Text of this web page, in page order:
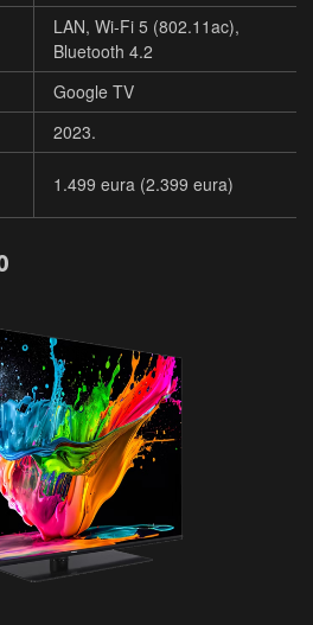
LAN, Wi-Fi 5 (802.11ac),
Bluetooth 4.2
Google TV
2023.
1.499 eura (2.399 eura)